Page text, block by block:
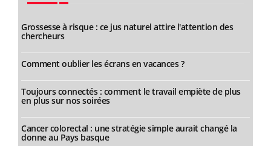
Grossesse à risque : ce jus naturel attire l'attention des
chercheurs
Comment oublier les écrans en vacances ?
Toujours connectés : comment le travail empiète de plus
en plus sur nos soirées
Cancer colorectal : une stratégie simple aurait changé la
donne au Pays basque